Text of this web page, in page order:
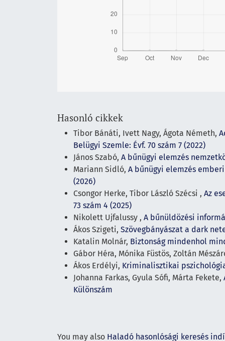
Hasonló cikkek
Tibor Bánáti, Ivett Nagy, Ágota Németh,
Belügyi Szemle: Évf. 70 szám 7 (2022)
János Szabó, A bűnügyi elemzés
Mariann Sidló, A bűnügyi elemzés
(2026)
Csongor Herke, Tibor László Szécsi , Az
73 szám 4 (2025)
Nikolett Ujfalussy , A bűnüldözési
Ákos Szigeti, Szövegbányászat a dark
Katalin Molnár, Biztonság mindenhol
Gábor Héra, Mónika Füstös, Zoltán
Ákos Erdélyi, Kriminalisztikai
Johanna Farkas, Gyula Sófi, Márta Fekete,
Különszám
You may also Haladó hasonlósági keresés